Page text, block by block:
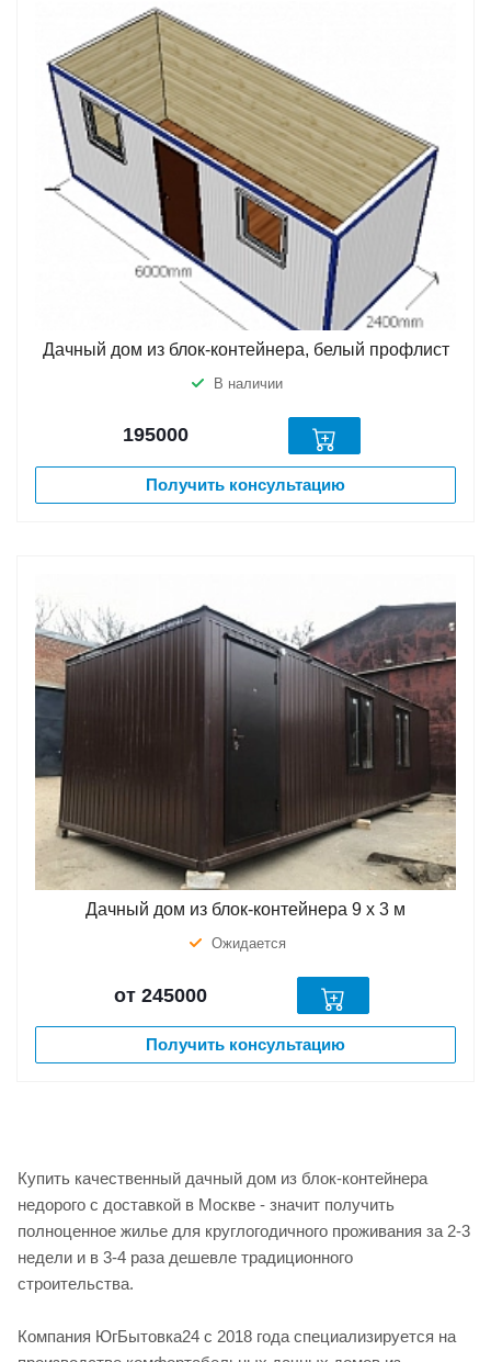
Дачный дом из блок-контейнера, белый профлист
В наличии
195000
Получить консультацию
Дачный дом из блок-контейнера 9 х 3 м
Ожидается
от 245000
Получить консультацию
Купить качественный дачный дом из блок-контейнера
недорого с доставкой в Москве - значит получить
полноценное жилье для круглогодичного проживания за 2-3
недели и в 3-4 раза дешевле традиционного
строительства.
Компания ЮгБытовка24 с 2018 года специализируется на